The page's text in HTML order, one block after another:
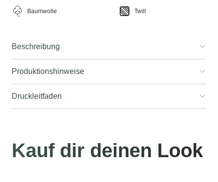
Baumwolle Twill
Beschreibung
Produktionshinweise
Druckleitfaden
Kauf dir deinen Look